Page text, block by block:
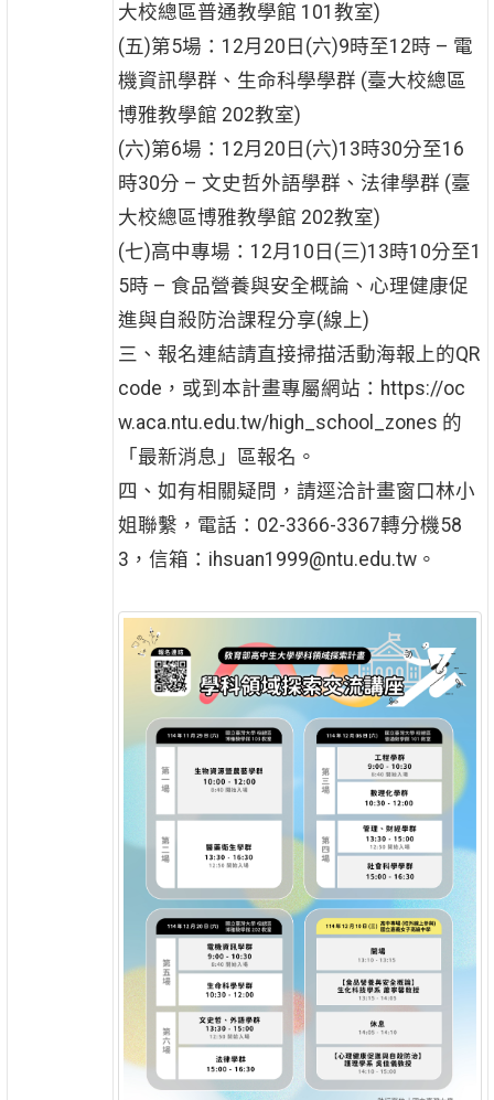
大校總區普通教學館 101教室)
(五)第5場：12月20日(六)9時至12時 – 電
機資訊學群、生命科學學群 (臺大校總區
博雅教學館 202教室)
(六)第6場：12月20日(六)13時30分至16
時30分 – 文史哲外語學群、法律學群 (臺
大校總區博雅教學館 202教室)
(七)高中專場：12月10日(三)13時10分至1
5時 – 食品營養與安全概論、心理健康促
進與自殺防治課程分享(線上)
三、報名連結請直接掃描活動海報上的QR
code，或到本計畫專屬網站：https://oc
w.aca.ntu.edu.tw/high_school_zones 的
「最新消息」區報名。
四、如有相關疑問，請逕洽計畫窗口林小
姐聯繫，電話：02-3366-3367轉分機58
3，信箱：ihsuan1999@ntu.edu.tw。